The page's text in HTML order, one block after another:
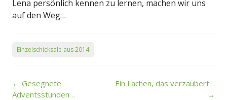
Lena persönlich kennen zu lernen, machen wir uns
auf den Weg…
Einzelschicksale aus 2014
Post
navigation
← Gesegnete
Adventsstunden…
Ein Lachen, das verzaubert…
→